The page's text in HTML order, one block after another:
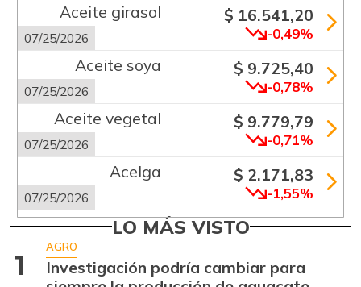
Aceite girasol
07/25/2026
$ 16.541,20
-0,49%
Aceite soya
07/25/2026
$ 9.725,40
-0,78%
Aceite vegetal
07/25/2026
$ 9.779,79
-0,71%
Acelga
07/25/2026
$ 2.171,83
-1,55%
Aguacate común
07/25/2026
$ 6.672,89
Aguacate hass $ 7.289,10
LO MÁS VISTO
1
AGRO
Investigación podría cambiar para